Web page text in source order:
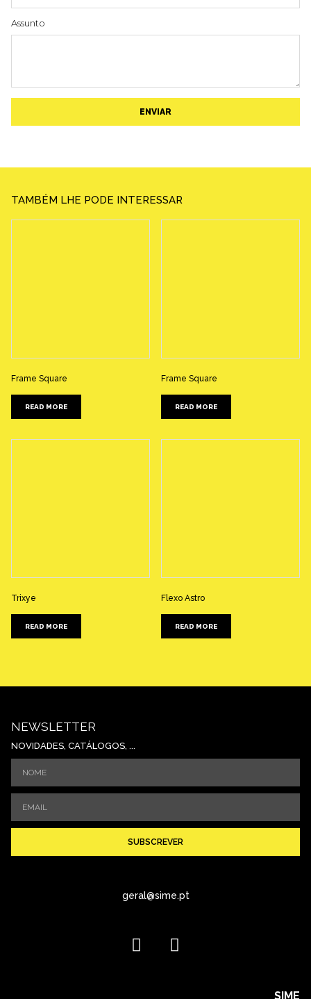
Assunto
ENVIAR
TAMBÉM LHE PODE INTERESSAR
Frame Square
READ MORE
Frame Square
READ MORE
Trixye
READ MORE
Flexo Astro
READ MORE
NEWSLETTER
NOVIDADES, CATÁLOGOS, ...
SUBSCREVER
geral@sime.pt
SIME